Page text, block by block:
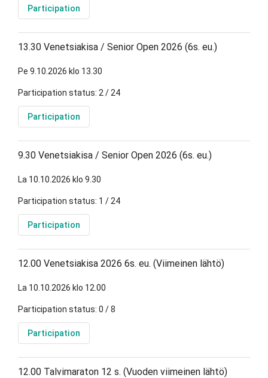
Participation
13.30 Venetsiakisa / Senior Open 2026 (6s. eu.)
Pe 9.10.2026 klo 13.30
Participation status: 2 / 24
Participation
9.30 Venetsiakisa / Senior Open 2026 (6s. eu.)
La 10.10.2026 klo 9.30
Participation status: 1 / 24
Participation
12.00 Venetsiakisa 2026 6s. eu. (Viimeinen lähtö)
La 10.10.2026 klo 12.00
Participation status: 0 / 8
Participation
12.00 Talvimaraton 12 s. (Vuoden viimeinen lähtö)